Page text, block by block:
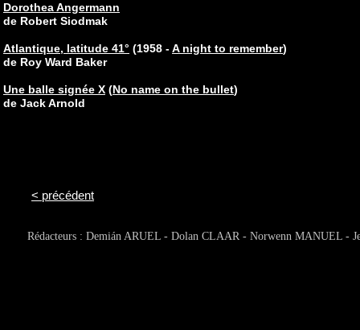
Dorothea Angermann
de Robert Siodmak
Atlantique, latitude 41° (1958 -A night to remember)
de Roy Ward Baker
Une balle signée X (No name on the bullet)
de Jack Arnold
< précédent
Rédacteurs : Demián ARUEL - Dolan CLAAR - Norwenn MANUEL -